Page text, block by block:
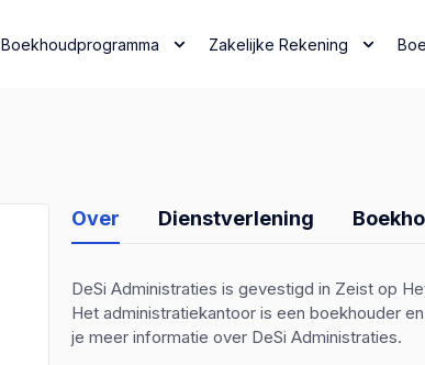
Boekhoudprogramma Zakelijke Rekening
Over Dienstverlening
DeSi Administraties is gevestigd in Zeist op
Het administratiekantoor is een boekhouder
je meer informatie over DeSi Administraties.